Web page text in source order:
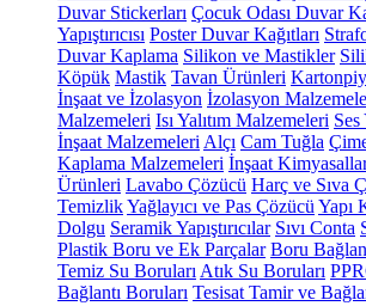
Duvar Stickerları Çocuk Odası Duvar
Yapıştırıcısı Poster Duvar Kağıtları
Duvar Kaplama Silikon ve Mastikler
Köpük Mastik Tavan Ürünleri
İnşaat ve İzolasyon İzolasyon
Malzemeleri Isı Yalıtım Malzemeleri Ses
İnşaat Malzemeleri Alçı Cam Tuğla
Kaplama Malzemeleri İnşaat
Ürünleri Lavabo Çözücü Harç ve Sıva
TemizlikYağlayıcı ve Pas Çözücü Yapı
Dolgu Seramik Yapıştırıcılar Sıvı Conta
Plastik Boru ve Ek Parçalar Boru
Temiz Su Boruları Atık Su Boruları
Bağlantı Boruları Tesisat Tamir ve